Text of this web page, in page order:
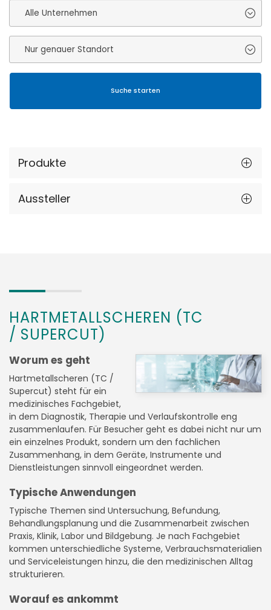
Produkte
Aussteller
HARTMETALLSCHEREN (TC
/ SUPERCUT)
Worum es geht
Hartmetallscheren (TC /
Supercut) steht für ein
medizinisches Fachgebiet,
in dem Diagnostik, Therapie und Verlaufskontrolle eng
zusammenlaufen. Für Besucher geht es dabei nicht nur um
ein einzelnes Produkt, sondern um den fachlichen
Zusammenhang, in dem Geräte, Instrumente und
Dienstleistungen sinnvoll eingeordnet werden.
Typische Anwendungen
Typische Themen sind Untersuchung, Befundung,
Behandlungsplanung und die Zusammenarbeit zwischen
Praxis, Klinik, Labor und Bildgebung. Je nach Fachgebiet
kommen unterschiedliche Systeme, Verbrauchsmaterialien
und Serviceleistungen hinzu, die den medizinischen Alltag
strukturieren.
Worauf es ankommt